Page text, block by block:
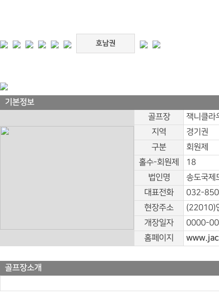
기본정보
골프장
잭니클라
지역
경기권
구분
회원제
홀수-회원제
18
법인명
송도국제
대표전화
032-
현장주소
(22010)
개장일자
0000-
홈페이지
골프장소개